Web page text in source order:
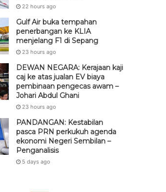
22 hours ago
Gulf Air buka tempahan
penerbangan ke KLIA
menjelang F1 di Sepang
23 hours ago
DEWAN NEGARA: Kerajaan kaji
caj ke atas jualan EV biaya
pembinaan pengecas awam –
Johari Abdul Ghani
23 hours ago
PANDANGAN: Kestabilan
pasca PRN perkukuh agenda
ekonomi Negeri Sembilan –
Penganalisis
5 days ago